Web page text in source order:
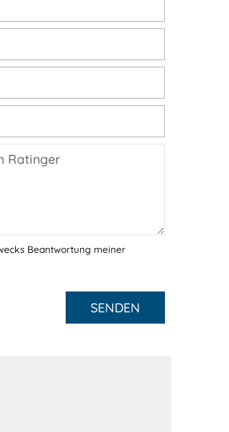
Beantwortung meiner
SENDEN